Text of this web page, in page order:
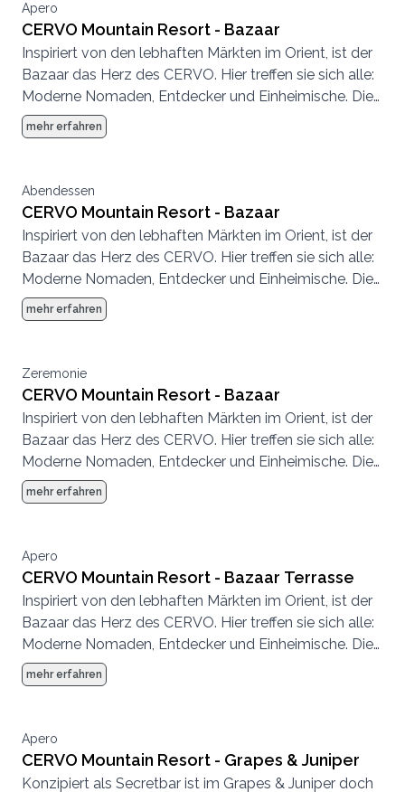
Apero
CERVO Mountain Resort - Bazaar
Inspiriert von den lebhaften Märkten im Orient, ist der
Bazaar das Herz des CERVO. Hier treffen sie sich alle:
Moderne Nomaden, Entdecker und Einheimische. Die
Atmosphäre ist entspannt, es wird geplaudert,
getrunken, getroffen, gespeist.
mehr erfahren
Abendessen
CERVO Mountain Resort - Bazaar
Inspiriert von den lebhaften Märkten im Orient, ist der
Bazaar das Herz des CERVO. Hier treffen sie sich alle:
Moderne Nomaden, Entdecker und Einheimische. Die
Atmosphäre ist entspannt, es wird geplaudert,
getrunken, getroffen, gespeist.
mehr erfahren
Zeremonie
CERVO Mountain Resort - Bazaar
Inspiriert von den lebhaften Märkten im Orient, ist der
Bazaar das Herz des CERVO. Hier treffen sie sich alle:
Moderne Nomaden, Entdecker und Einheimische. Die
Atmosphäre ist entspannt, es wird geplaudert,
getrunken, getroffen, gespeist.
mehr erfahren
Apero
CERVO Mountain Resort - Bazaar Terrasse
Inspiriert von den lebhaften Märkten im Orient, ist der
Bazaar das Herz des CERVO. Hier treffen sie sich alle:
Moderne Nomaden, Entdecker und Einheimische. Die
Atmosphäre ist entspannt, es wird geplaudert,
getrunken, getroffen, gespeist.
mehr erfahren
Apero
CERVO Mountain Resort - Grapes & Juniper
Konzipiert als Secretbar ist im Grapes & Juniper doch